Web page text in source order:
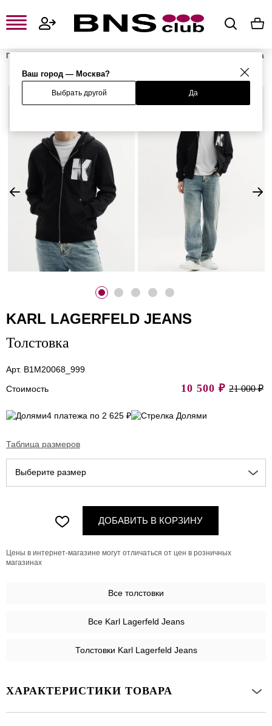
Ваш город — Москва?
Выбрать другой Да
Главная
Мужская одежда
%
KARL LAGERFELD JEANS
Толстовка
Арт. B1M20068_999
Стоимость
10 500 ₽ 21 000 ₽
4 платежа по 2 625 ₽
Таблица размеров
Выберите размер
ДОБАВИТЬ В КОРЗИНУ
Цены в интернет-магазине могут отличаться от цен в розничных
магазинах
Все толстовки
Все Karl Lagerfeld Jeans
Толстовки Karl Lagerfeld Jeans
ХАРАКТЕРИСТИКИ ТОВАРА